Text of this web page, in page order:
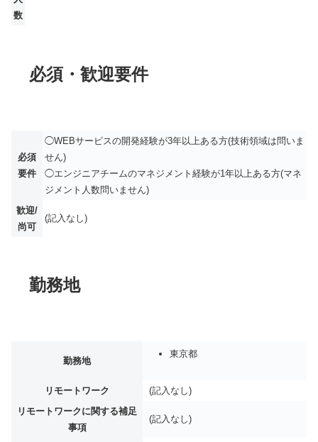
数
必須・歓迎要件
必須
要件
◯WEBサービスの開発経験が3年以上ある方(技術領域は問いま
せん)
◯エンジニアチームのマネジメント経験が1年以上ある方(マネ
ジメント人数問いません)
歓迎/
尚可
(記入なし)
勤務地
勤務地
東京都
リモートワーク
(記入なし)
リモートワークに関する補足
事項
(記入なし)